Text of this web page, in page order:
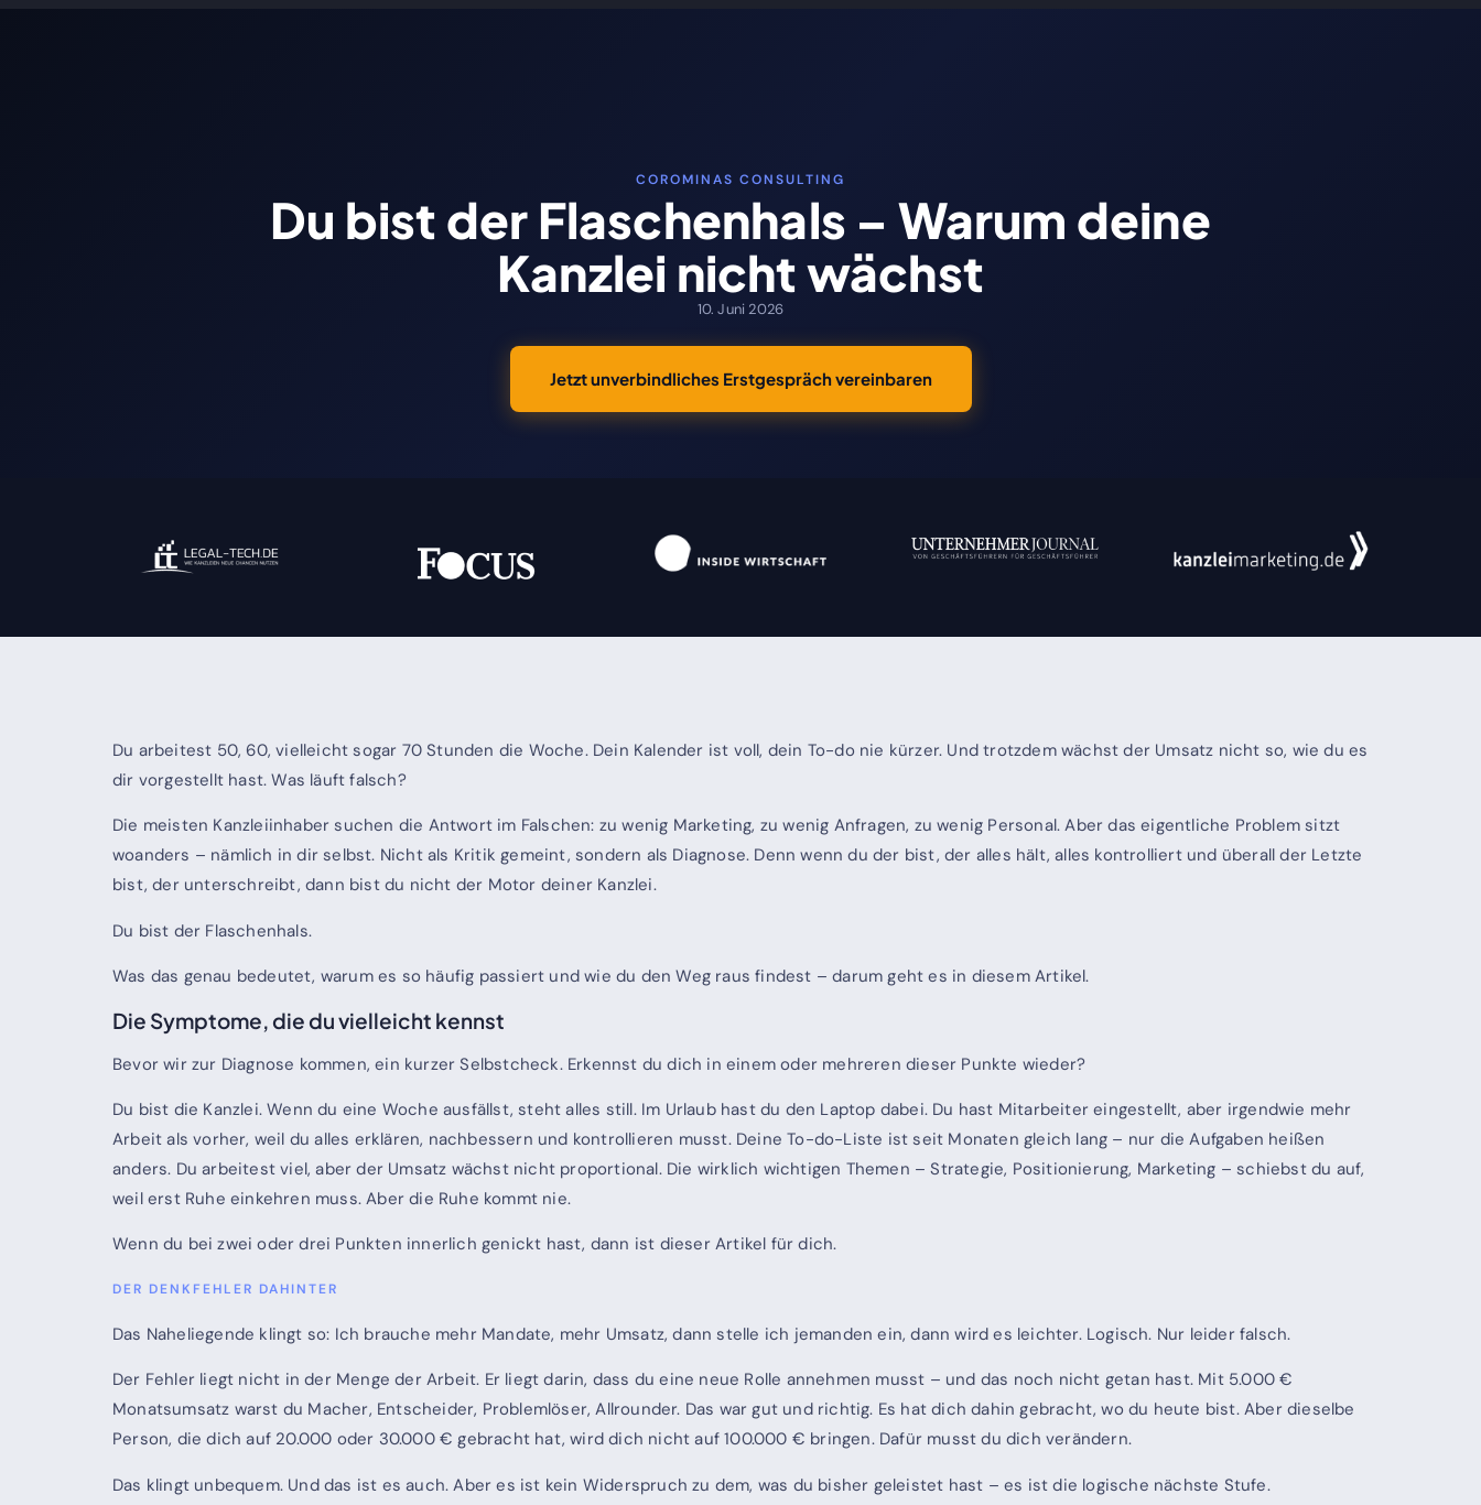
COROMINAS CONSULTING
Du bist der Flaschenhals – Warum deine
Kanzlei nicht wächst
10. Juni 2026
Jetzt unverbindliches Erstgespräch vereinbaren
Du arbeitest 50, 60, vielleicht sogar 70 Stunden die Woche. Dein Kalender ist voll, dein To-do nie kürzer. Und trotzdem wächst der Umsatz nicht so, wie du es
dir vorgestellt hast. Was läuft falsch?
Die meisten Kanzleiinhaber suchen die Antwort im Falschen: zu wenig Marketing, zu wenig Anfragen, zu wenig Personal. Aber das eigentliche Problem sitzt
woanders – nämlich in dir selbst. Nicht als Kritik gemeint, sondern als Diagnose. Denn wenn du der bist, der alles hält, alles kontrolliert und überall der Letzte
bist, der unterschreibt, dann bist du nicht der Motor deiner Kanzlei.
Du bist der Flaschenhals.
Was das genau bedeutet, warum es so häufig passiert und wie du den Weg raus findest – darum geht es in diesem Artikel.
Die Symptome, die du vielleicht kennst
Bevor wir zur Diagnose kommen, ein kurzer Selbstcheck. Erkennst du dich in einem oder mehreren dieser Punkte wieder?
Du bist die Kanzlei. Wenn du eine Woche ausfällst, steht alles still. Im Urlaub hast du den Laptop dabei. Du hast Mitarbeiter eingestellt, aber irgendwie mehr
Arbeit als vorher, weil du alles erklären, nachbessern und kontrollieren musst. Deine To-do-Liste ist seit Monaten gleich lang – nur die Aufgaben heißen
anders. Du arbeitest viel, aber der Umsatz wächst nicht proportional. Die wirklich wichtigen Themen – Strategie, Positionierung, Marketing – schiebst du auf,
weil erst Ruhe einkehren muss. Aber die Ruhe kommt nie.
Wenn du bei zwei oder drei Punkten innerlich genickt hast, dann ist dieser Artikel für dich.
DER DENKFEHLER DAHINTER
Das Naheliegende klingt so: Ich brauche mehr Mandate, mehr Umsatz, dann stelle ich jemanden ein, dann wird es leichter. Logisch. Nur leider falsch.
Der Fehler liegt nicht in der Menge der Arbeit. Er liegt darin, dass du eine neue Rolle annehmen musst – und das noch nicht getan hast. Mit 5.000 €
Monatsumsatz warst du Macher, Entscheider, Problemlöser, Allrounder. Das war gut und richtig. Es hat dich dahin gebracht, wo du heute bist. Aber dieselbe
Person, die dich auf 20.000 oder 30.000 € gebracht hat, wird dich nicht auf 100.000 € bringen. Dafür musst du dich verändern.
Das klingt unbequem. Und das ist es auch. Aber es ist kein Widerspruch zu dem, was du bisher geleistet hast – es ist die logische nächste Stufe.